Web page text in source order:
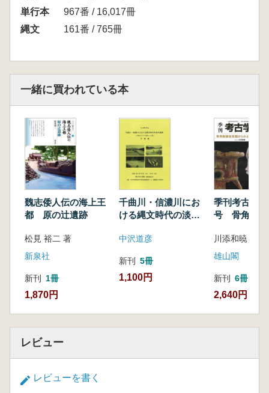
単行本
967番 / 16,017冊
縄文
161番 / 765冊
一緒に買われている本
魏志倭人伝の海上王
都 原の辻遺跡
松見 裕二 著
新泉社
新刊 1冊
1,870円
千曲川・信濃川にお
ける縄文時代の淡水
が遡上した頃
中沢道彦
新刊 5冊
1,100円
季刊考古学
号 骨角製装
川添和暁 編集
雄山閣
新刊 6冊
2,640円
レビュー
レビューを書く